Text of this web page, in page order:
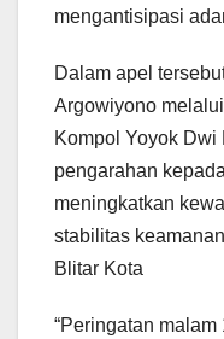
mengantisipasi
Dalam apel
Argowiyono
Kompol Yoyok Dwi
pengarahan
meningkatkan
stabilitas
Blitar Kota
“Peringatan